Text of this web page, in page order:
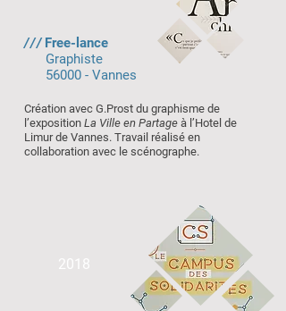
Création avec G.Prost du graphisme de
l’exposition La Ville en Partage à l’Hotel de
Limur de Vannes. Travail réalisé en
collaboration avec le scénographe.
2018
///Free-lance
Graphiste
56000 - Vannes